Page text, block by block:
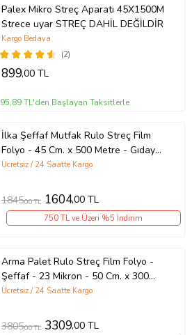
Palex Mikro Streç Aparatı 45X1500M
Strece uyar STREÇ DAHİL DEĞİLDİR
(2)
Kargo Bedava
899,00 TL
95,89 TL'den Başlayan Taksitlerle
İlka Şeffaf Mutfak Rulo Streç Film
Folyo - 45 Cm. x 500 Metre - Gıdaya
Uygun - 1 Paket
Ücretsiz / 24 Saatte Kargo
1845,00 TL 1604,00 TL
750 TL ve Üzeri %5 İndirim
Arma Palet Rulo Streç Film Folyo -
Şeffaf - 23 Mikron - 50 Cm. x 300
Metre - 3000 Gr. - 3 Adet
Ücretsiz / 24 Saatte Kargo
3805,00 TL 3309,00 TL